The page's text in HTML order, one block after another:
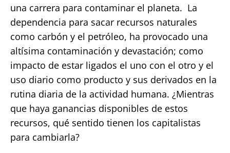
una carrera para contaminar el planeta. La
dependencia para sacar recursos naturales
como carbón y el petróleo, ha provocado una
altísima contaminación y devastación; como
impacto de estar ligados el uno con el otro y el
uso diario como producto y sus derivados en la
rutina diaria de la actividad humana. ¿Mientras
que haya ganancias disponibles de estos
recursos, qué sentido tienen los capitalistas
para cambiarla?